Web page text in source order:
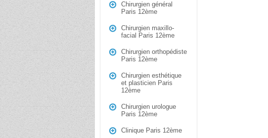
Chirurgien général
Paris 12ème
Chirurgien maxillo-
facial Paris 12ème
Chirurgien orthopédiste
Paris 12ème
Chirurgien esthétique
et plasticien Paris
12ème
Chirurgien urologue
Paris 12ème
Clinique Paris 12ème